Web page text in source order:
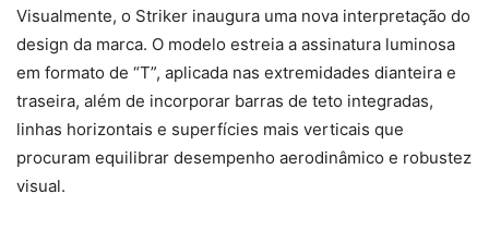
Visualmente, o Striker inaugura uma nova interpretação do
design da marca. O modelo estreia a assinatura luminosa
em formato de “T”, aplicada nas extremidades dianteira e
traseira, além de incorporar barras de teto integradas,
linhas horizontais e superfícies mais verticais que
procuram equilibrar desempenho aerodinâmico e robustez
visual.